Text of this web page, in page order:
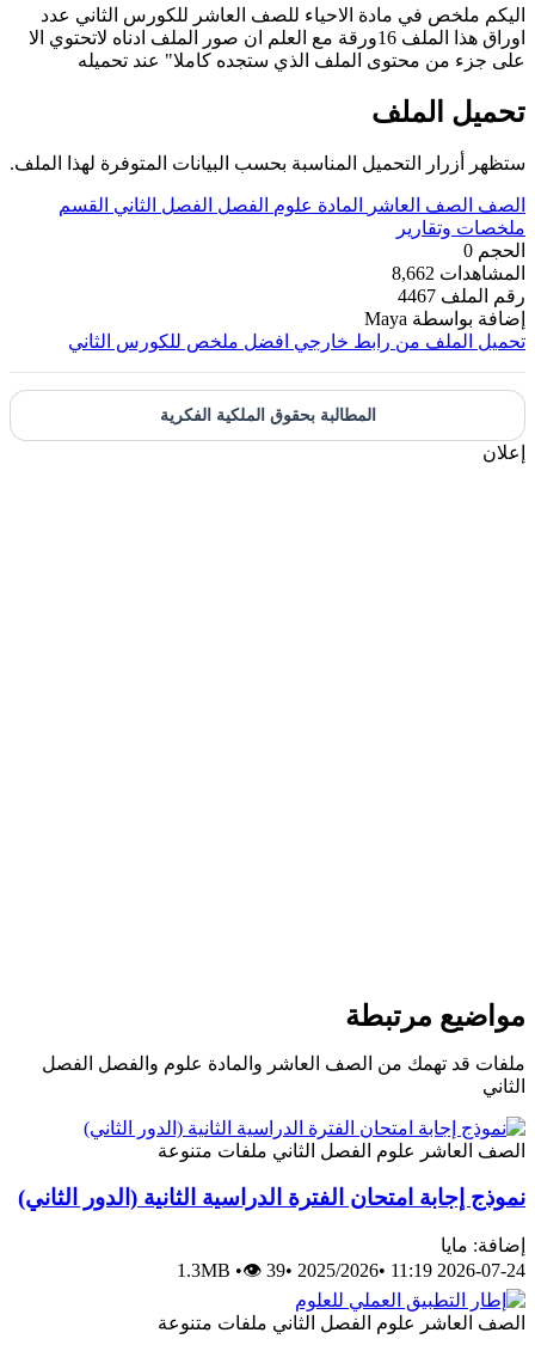
اليكم ملخص في مادة الاحياء للصف العاشر للكورس الثاني عدد
اوراق هذا الملف 16ورقة مع العلم ان صور الملف ادناه لاتحتوي الا
على جزء من محتوى الملف الذي ستجده كاملا" عند تحميله
تحميل الملف
ستظهر أزرار التحميل المناسبة بحسب البيانات المتوفرة لهذا الملف.
الصف الصف العاشر المادة علوم الفصل الفصل الثاني
القسم
ملخصات وتقارير
الحجم 0
المشاهدات 8,662
رقم الملف 4467
إضافة بواسطة Maya
تحميل الملف من رابط خارجي
افضل ملخص للكورس الثاني
المطالبة بحقوق الملكية الفكرية
إعلان
مواضيع مرتبطة
ملفات قد تهمك من الصف العاشر والمادة علوم والفصل الفصل
الثاني
الصف العاشر علوم الفصل الثاني ملفات متنوعة
نموذج إجابة امتحان الفترة الدراسية الثانية (الدور الثاني)
إضافة: مايا
2026-07-24 11:19
•
2025/2026
•
1.3MB •👁 39
الصف العاشر علوم الفصل الثاني ملفات متنوعة